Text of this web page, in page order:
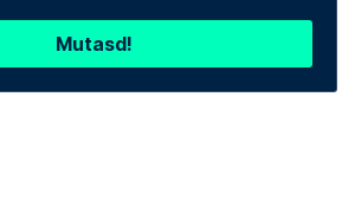
Mutasd!